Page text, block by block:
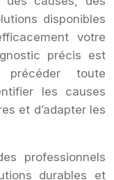
disponibles
votre
précis est
toute
les causes
et d’adapter les
professionnels
durables et